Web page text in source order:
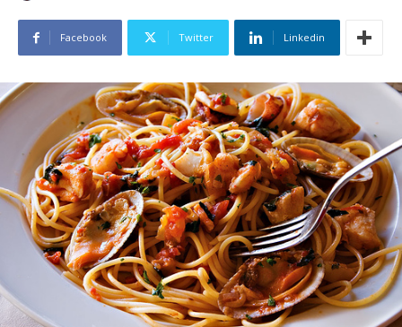
Facebook Twitter Linkedin